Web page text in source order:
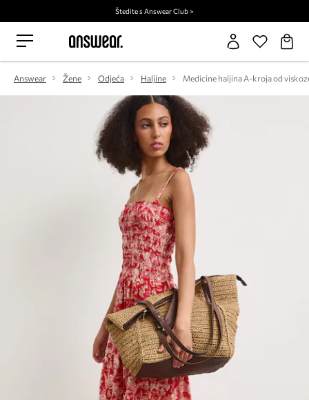
Štedite s Answear Club >
Answear Žene Odjeća Haljine Medicine haljina A-kroja od